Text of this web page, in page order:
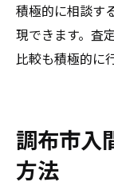
積極的に相談す
現できます。査
比較も積極的に
調布市入
方法